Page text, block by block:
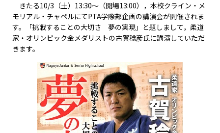
きたる10/3（土）13:30～（開場13:00），本校クライン・メ
モリアル・チャペルにてPTA学際部企画の講演会が開催されま
す。「挑戦することの大切さ 夢の実現」と題しまして，柔道
家・オリンピック金メダリストの古賀稔彦氏に講演していただ
きます。